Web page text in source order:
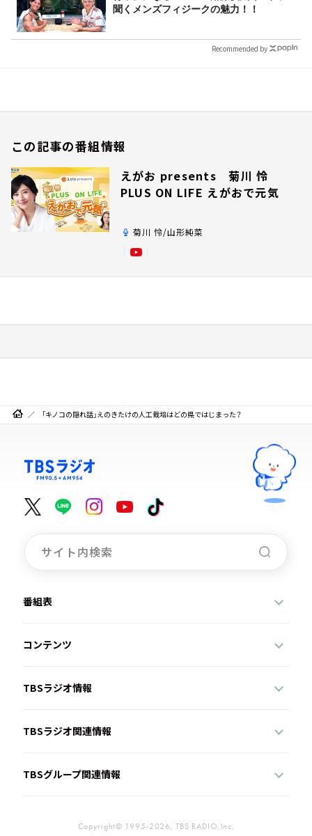
聞くメンズフィジークの魅力！！
Recommended by
この記事の番組情報
えがお presents 菊川 怜
PLUS ON LIFE えがおで元気
菊川 怜/山形純菜
「キノコの隠れ話」えのきたけの人工栽培はどの県ではじまった？
番組表
コンテンツ
TBSラジオ情報
TBSラジオ関連情報
TBSグループ関連情報
Copyright© 1995-2026, TBS RADIO,Inc.